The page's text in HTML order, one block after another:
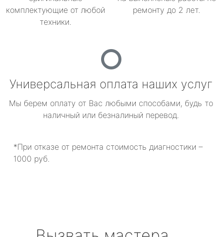
комплектующие от любой
техники.
ремонту до 2 лет.
Универсальная оплата наших услуг
Мы берем оплату от Вас любыми способами, будь то
наличный или безналиный перевод.
*При отказе от ремонта стоимость диагностики –
1000 руб.